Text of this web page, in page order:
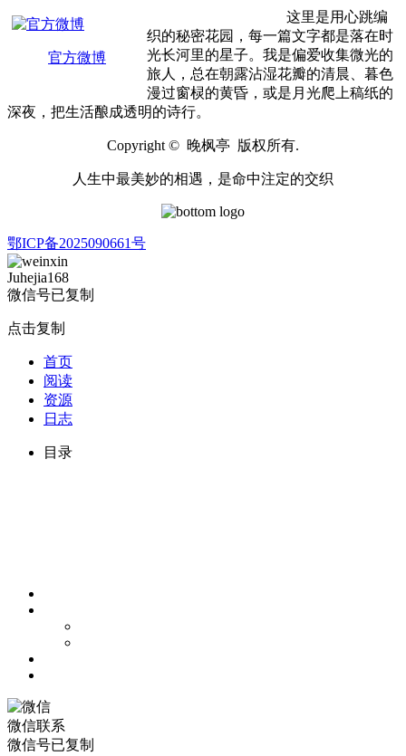
官方微博
这里是用心跳编
织的秘密花园，每一篇文字都是落在时
光长河里的星子。我是偏爱收集微光的
旅人，总在朝露沾湿花瓣的清晨、暮色
漫过窗棂的黄昏，或是月光爬上稿纸的
深夜，把生活酿成透明的诗行。
Copyright © 晚枫亭 版权所有.
人生中最美妙的相遇，是命中注定的交织
鄂ICP备2025090661号
Juhejia168
微信号已复制
点击复制
首页
阅读
资源
日志
目录
微信联系
微信号已复制